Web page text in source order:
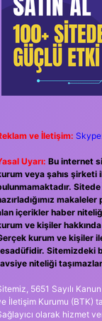
ve İletişim:
Uyarı: Bu internet
veya şahıs şirketi
içerikler haber
ve kişiler
kurum ve kişiler
Sitemizdeki
niteliği
5651 Sayılı
İletişim Kurumu (BTK)
olarak hizmet